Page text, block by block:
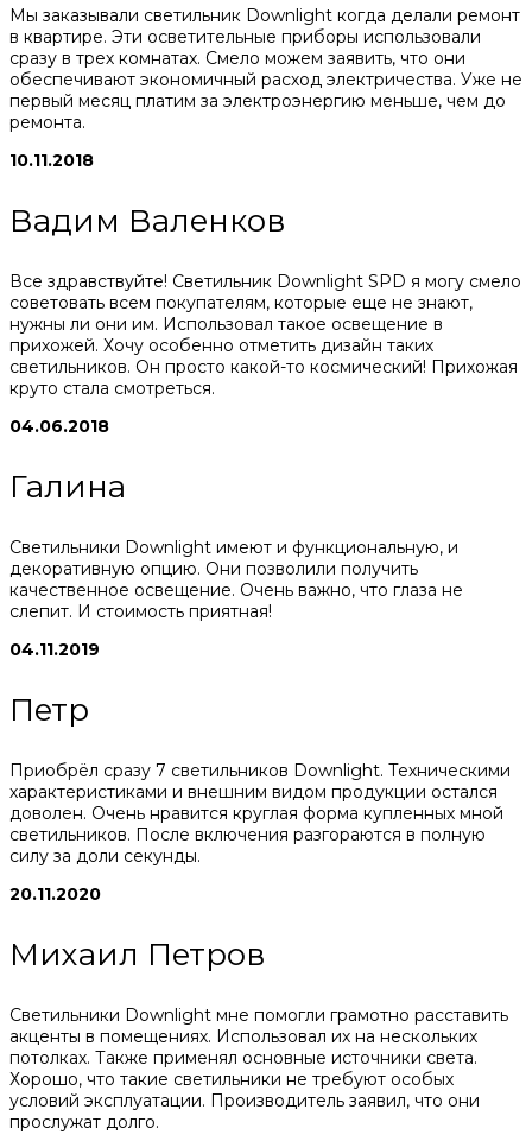
Мы заказывали светильник Downlight когда делали ремонт
в квартире. Эти осветительные приборы использовали
сразу в трех комнатах. Смело можем заявить, что они
обеспечивают экономичный расход электричества. Уже не
первый месяц платим за электроэнергию меньше, чем до
ремонта.
10.11.2018
Вадим Валенков
Все здравствуйте! Светильник Downlight SPD я могу смело
советовать всем покупателям, которые еще не знают,
нужны ли они им. Использовал такое освещение в
прихожей. Хочу особенно отметить дизайн таких
светильников. Он просто какой-то космический! Прихожая
круто стала смотреться.
04.06.2018
Галина
Светильники Downlight имеют и функциональную, и
декоративную опцию. Они позволили получить
качественное освещение. Очень важно, что глаза не
слепит. И стоимость приятная!
04.11.2019
Петр
Приобрёл сразу 7 светильников Downlight. Техническими
характеристиками и внешним видом продукции остался
доволен. Очень нравится круглая форма купленных мной
светильников. После включения разгораются в полную
силу за доли секунды.
20.11.2020
Михаил Петров
Светильники Downlight мне помогли грамотно расставить
акценты в помещениях. Использовал их на нескольких
потолках. Также применял основные источники света.
Хорошо, что такие светильники не требуют особых
условий эксплуатации. Производитель заявил, что они
прослужат долго.